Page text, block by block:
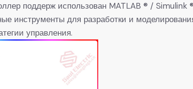
поддерж использован MATLAB ® / Simulink
инструменты для разработки и
управления.